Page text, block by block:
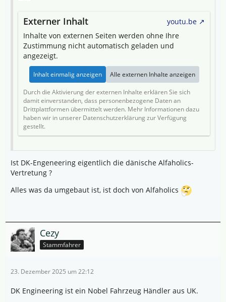
Externer Inhalt
youtu.be
Inhalte von externen Seiten werden ohne Ihre
Zustimmung nicht automatisch geladen und
angezeigt.
Inhalt einmalig anzeigen Alle externen Inhalte anzeigen
Durch die Aktivierung der externen Inhalte erklären Sie sich
damit einverstanden, dass personenbezogene Daten an
Drittplattformen übermittelt werden. Mehr Informationen dazu
haben wir in unserer Datenschutzerklärung zur Verfügung
gestellt.
Ist DK-Engeneering eigentlich die dänische Alfaholics-
Vertretung ?
Alles was da umgebaut ist, ist doch von Alfaholics
Cezy
Stammfahrer
23. Dezember 2025 um 22:12
DK Engineering ist ein Nobel Fahrzeug Händler aus UK.